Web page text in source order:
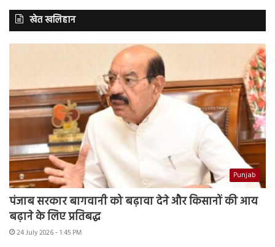
खेत खलिहान
Punjab
पंजाब सरकार बागवानी को बढ़ावा देने और किसानों की आय
बढ़ाने के लिए प्रतिबद्ध
24 July 2026 - 1:45 PM